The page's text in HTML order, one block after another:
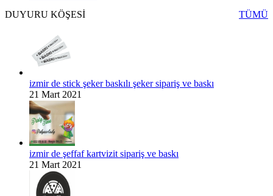
DUYURU KÖŞESİ
TÜMÜ
izmir de stick şeker baskılı şeker sipariş ve baskı
21 Mart 2021
izmir de şeffaf kartvizit sipariş ve baskı
21 Mart 2021